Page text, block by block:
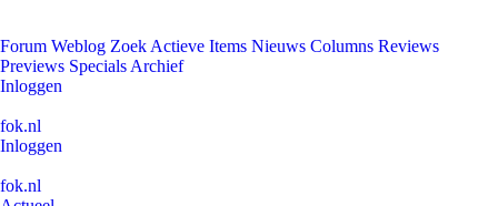
Forum Weblog Zoek Actieve Items Nieuws Columns Reviews
Previews Specials Archief
Inloggen
fok.nl
Inloggen
fok.nl